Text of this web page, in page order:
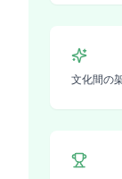
文化間の